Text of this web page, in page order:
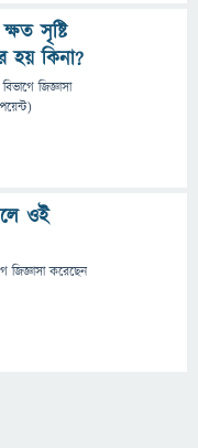
সৃষ্টি
হয় কিনা?
জিজ্ঞাসা
পয়েন্ট)
ওই
জিজ্ঞাসাকরেছেন